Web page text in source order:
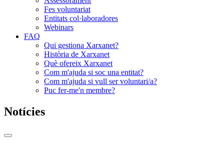
Fes voluntariat
Entitats col·laboradores
Webinars
FAQ
Qui gestiona Xarxanet?
Història de Xarxanet
Què ofereix Xarxanet
Com m'ajuda si soc una entitat?
Com m'ajuda si vull ser voluntari/a?
Puc fer-me'n membre?
Notícies
Commutador